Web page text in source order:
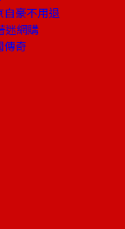
豪不用退
迷網購
奇